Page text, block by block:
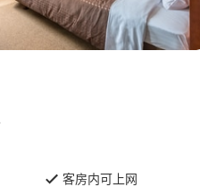
客房内可上网